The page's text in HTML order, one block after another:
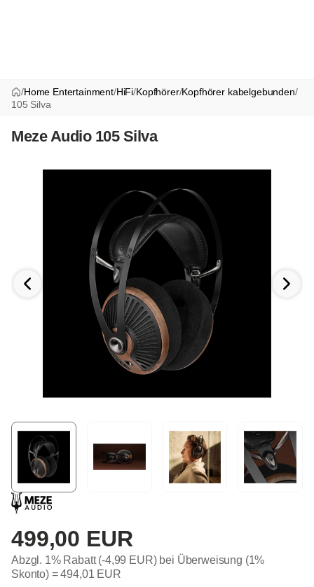
/Home Entertainment/HiFi/Kopfhörer/Kopfhörer kabelgebunden/
105 Silva
Meze Audio 105 Silva
499,00 EUR
Abzgl. 1% Rabatt (-4,99 EUR) bei Überweisung (1%
Skonto) =494,01 EUR